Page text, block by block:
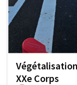
XXe Corps